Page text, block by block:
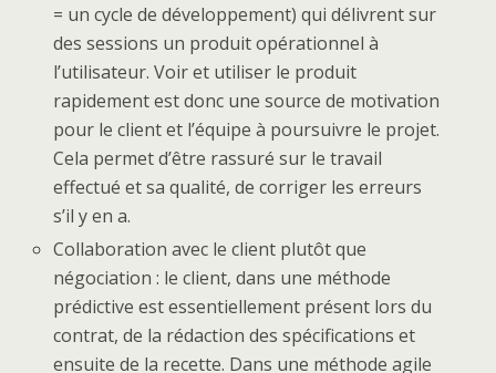
= un cycle de développement) qui délivrent sur
des sessions un produit opérationnel à
l’utilisateur. Voir et utiliser le produit
rapidement est donc une source de motivation
pour le client et l’équipe à poursuivre le projet.
Cela permet d’être rassuré sur le travail
effectué et sa qualité, de corriger les erreurs
s’il y en a.
Collaboration avec le client plutôt que
négociation : le client, dans une méthode
prédictive est essentiellement présent lors du
contrat, de la rédaction des spécifications et
ensuite de la recette. Dans une méthode agile